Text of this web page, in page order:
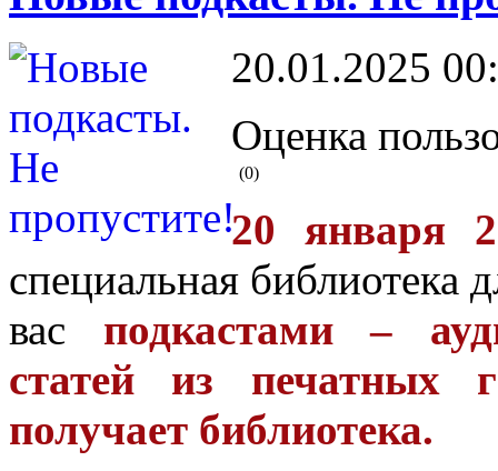
20.01.2025
Оценка
(0)
20 января
специальная библиотека
вас подкастами –
статей из печатных
получает библиотека.